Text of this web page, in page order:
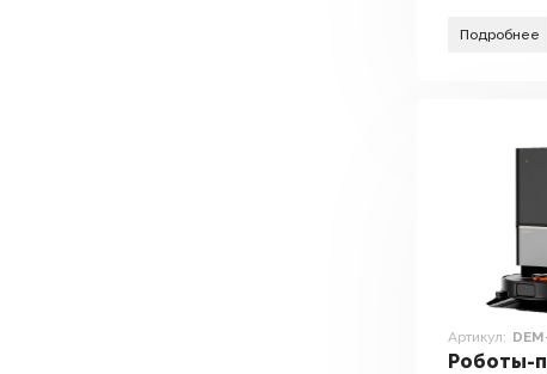
Подробнее
Артикул:
Роботы-